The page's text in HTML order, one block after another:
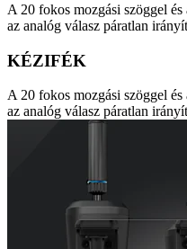
A 20 fokos mozgási szöggel
az analóg válasz páratlan
KÉZIFÉK
A 20 fokos mozgási szöggel
az analóg válasz páratlan